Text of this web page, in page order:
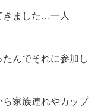
きました…一人
んでそれに参加し
家族連れやカップ